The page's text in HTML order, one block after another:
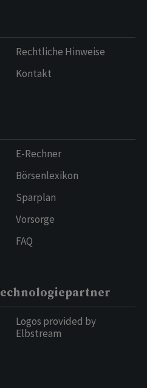
Rechtliche Hinweise
Kontakt
E-Rechner
Börsenlexikon
Sparplan
Vorsorge
FAQ
Logos provided by
Elbstream